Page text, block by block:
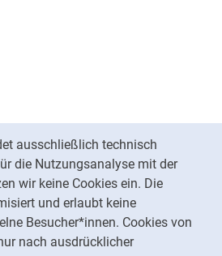
ausschließlich technisch
die Nutzungsanalyse mit der
wir keine Cookies ein. Die
und erlaubt keine
Besucher*innen. Cookies von
nach ausdrücklicher